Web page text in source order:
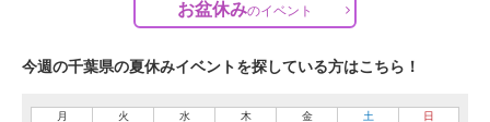
お盆休みのイベント
今週の千葉県の夏休みイベントを探している方はこちら！
月 火 水 木 金 土 日